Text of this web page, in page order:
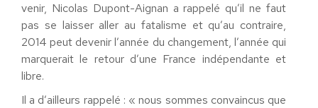
venir, Nicolas Dupont-Aignan a rappelé qu’il ne faut
pas se laisser aller au fatalisme et qu’au contraire,
2014 peut devenir l’année du changement, l’année qui
marquerait le retour d’une France indépendante et
libre.
Il a d’ailleurs rappelé : « nous sommes convaincus que